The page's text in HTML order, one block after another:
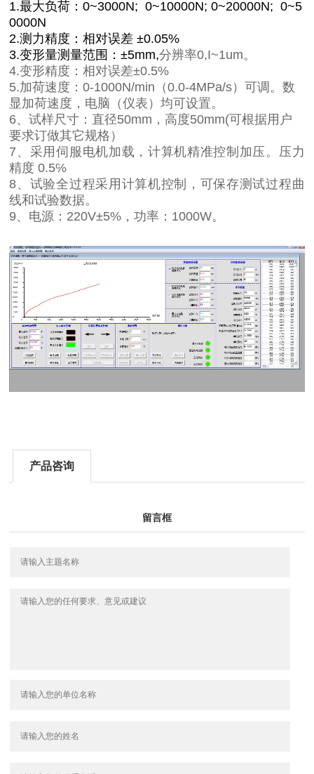
1.最大负荷：0~3000N; 0~10000N; 0~20000N; 0~5
0000N
2.测力精度：相对误差 ±0.05%
3.变形量测量范围：±5mm,分辨率0,I~1um。
4.变形精度：相对误差±0.5%
5.加荷速度：0-1000N/min（0.0-4MPa/s）可调。数
显加荷速度，电脑（仪表）均可设置。
6、试样尺寸：直径50mm ，高度50mm(可根据用户
要求订做其它规格）
7、采用伺服电机加载，计算机精准控制加压。压力
精度 0.5℅
8、试验全过程采用计算机控制，可保存测试过程曲
线和试验数据。
9、电源：220V±5%，功率：1000W。
产品咨询
留言框